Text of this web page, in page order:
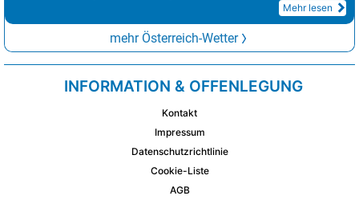
Mehr lesen
mehr Österreich-Wetter
INFORMATION & OFFENLEGUNG
Kontakt
Impressum
Datenschutzrichtlinie
Cookie-Liste
AGB